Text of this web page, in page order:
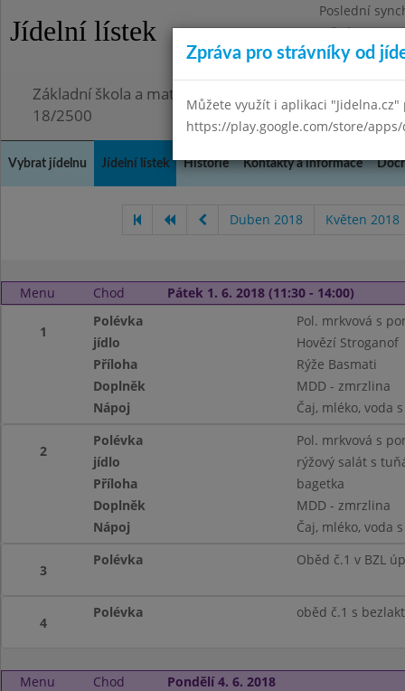
Jídelní lístek
Poslední
Středa
Omezení
Základní škola a mateřská škola Chmelnice, Praha 3,
18/2500
Vybrat jídelnu Jídelní lístek Historie Kontakty a informace
Duben 2018 Květen 2018
Menu Chod Pátek 1. 6. 2018 (11:30 - 14:00)
1
Polévka
Pol. mrkvová s
jídlo
Hovězí Stroganof
Příloha
Rýže Basmati
Doplněk
MDD - zmrzlina
Nápoj
Čaj, mléko, voda
2
Polévka
Pol. mrkvová s
jídlo
rýžový salát s
Příloha
bagetka
Doplněk
MDD - zmrzlina
Nápoj
Čaj, mléko, voda
3
Polévka Oběd č.1 v BZL
4
Polévka oběd č.1 s
Menu Chod
Pondělí 4. 6. 2018
Zpráva pro strávníky od
Můžete využít i aplikaci
https://play.google.com/store/